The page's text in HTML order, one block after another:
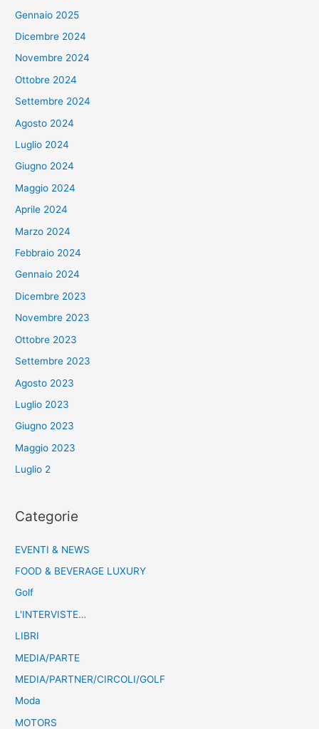
Gennaio 2025
Dicembre 2024
Novembre 2024
Ottobre 2024
Settembre 2024
Agosto 2024
Luglio 2024
Giugno 2024
Maggio 2024
Aprile 2024
Marzo 2024
Febbraio 2024
Gennaio 2024
Dicembre 2023
Novembre 2023
Ottobre 2023
Settembre 2023
Agosto 2023
Luglio 2023
Giugno 2023
Maggio 2023
Luglio 2
Categorie
EVENTI & NEWS
FOOD & BEVERAGE LUXURY
Golf
L'INTERVISTE…
LIBRI
MEDIA/PARTE
MEDIA/PARTNER/CIRCOLI/GOLF
Moda
MOTORS